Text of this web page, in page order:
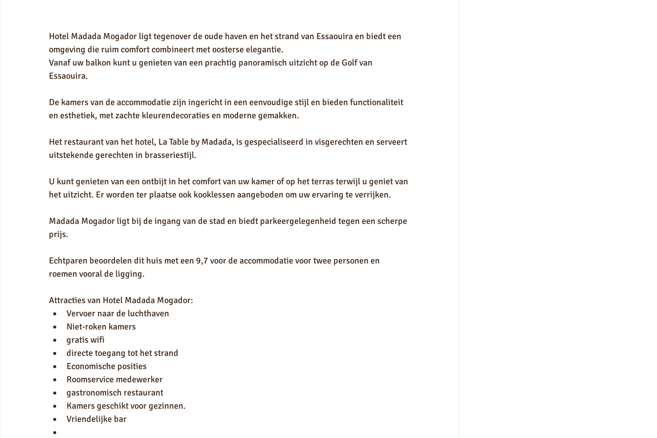
Hotel Madada Mogador ligt tegenover de oude haven en het strand van Essaouira en biedt een
omgeving die ruim comfort combineert met oosterse elegantie.
Vanaf uw balkon kunt u genieten van een prachtig panoramisch uitzicht op de Golf van
Essaouira.
De kamers van de accommodatie zijn ingericht in een eenvoudige stijl en bieden functionaliteit
en esthetiek, met zachte kleurendecoraties en moderne gemakken.
Het restaurant van het hotel, La Table by Madada, is gespecialiseerd in visgerechten en serveert
uitstekende gerechten in brasseriestijl.
U kunt genieten van een ontbijt in het comfort van uw kamer of op het terras terwijl u geniet van
het uitzicht. Er worden ter plaatse ook kooklessen aangeboden om uw ervaring te verrijken.
Madada Mogador ligt bij de ingang van de stad en biedt parkeergelegenheid tegen een scherpe
prijs.
Echtparen beoordelen dit huis met een 9,7 voor de accommodatie voor twee personen en
roemen vooral de ligging.
Attracties van Hotel Madada Mogador:
Vervoer naar de luchthaven
Niet-roken kamers
gratis wifi
directe toegang tot het strand
Economische posities
Roomservice medewerker
gastronomisch restaurant
Kamers geschikt voor gezinnen.
Vriendelijke bar